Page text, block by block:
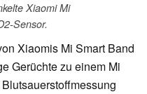
Xiaomi Mi
Sensor.
Xiaomis Mi Smart Band
Gerüchte zu einem Mi